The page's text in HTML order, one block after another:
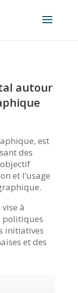
autour
est
des
et l’usage
à
politiques
initiatives
et des